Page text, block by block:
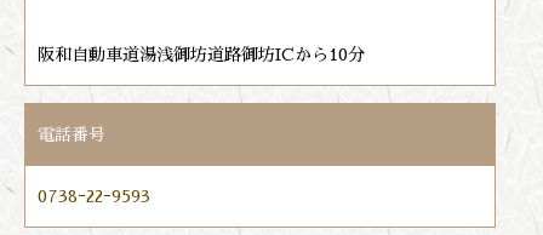
阪和自動車道湯浅御坊道路御坊ICから10分
電話番号
0738ｰ22ｰ9593